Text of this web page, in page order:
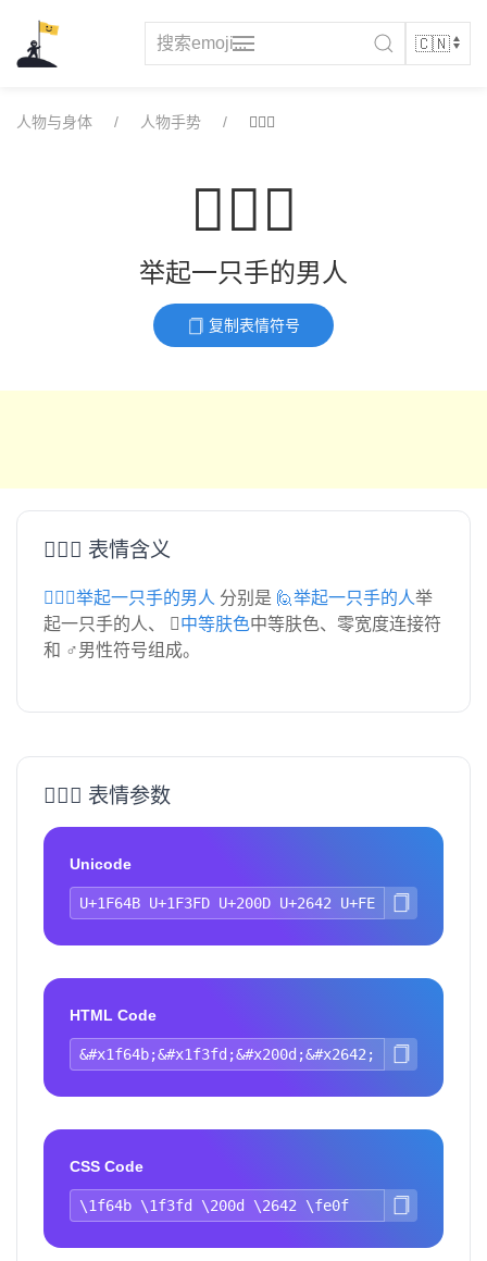
content
人物与身体 人物手势 🙋🏽‍♂️
🙋🏽‍♂️
举起一只手的男人
复制表情符号
🙋🏽‍♂️ 表情含义
🙋🏽‍♂️举起一只手的男人 分别是 🙋举起一只手的人举
起一只手的人、🏽中等肤色中等肤色、零宽度连接符
和 ♂男性符号组成。
🙋🏽‍♂️ 表情参数
Unicode
HTML Code
CSS Code